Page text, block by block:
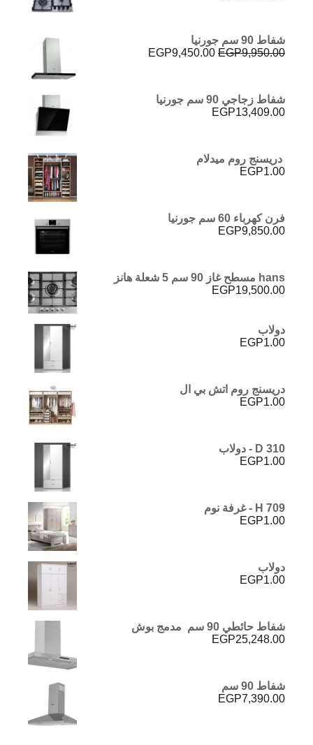
شفاط 90 سم جورنيا
EGP9,950.00
السعر
EGP9,450.00
شفاط زجاجي 90 سم جورنيا
EGP13,409.00
دريسنج روم ميدلام
EGP1.00
فرن كهرباء 60 سم جورنيا
EGP9,850.00
hans مسطح غاز 90 سم 5 شعلة هانز
EGP19,500.00
دولاب
EGP1.00
دريسنج روم اتش بي ال
EGP1.00
D 310 - دولاب
EGP1.00
H 709 - غرفة نوم
EGP1.00
دولاب
EGP1.00
شفاط حائطي 90 سم مدمج بوش
EGP25,248.00
شفاط 90 سم
EGP7,390.00